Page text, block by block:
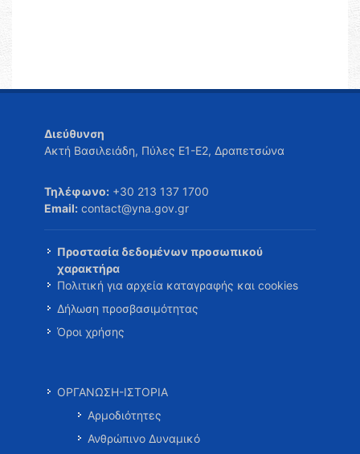
Διεύθυνση
Ακτή Βασιλειάδη, Πύλες Ε1-Ε2, Δραπετσώνα
Τηλέφωνο: +30 213 137 1700
Email: contact@yna.gov.gr
Προστασία δεδομένων προσωπικού
χαρακτήρα
Πολιτική για αρχεία καταγραφής και cookies
Δήλωση προσβασιμότητας
Όροι χρήσης
ΟΡΓΑΝΩΣΗ-ΙΣΤΟΡΙΑ
Αρμοδιότητες
Ανθρώπινο Δυναμικό